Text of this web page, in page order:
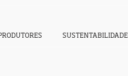
SUSTENTABILIDADE